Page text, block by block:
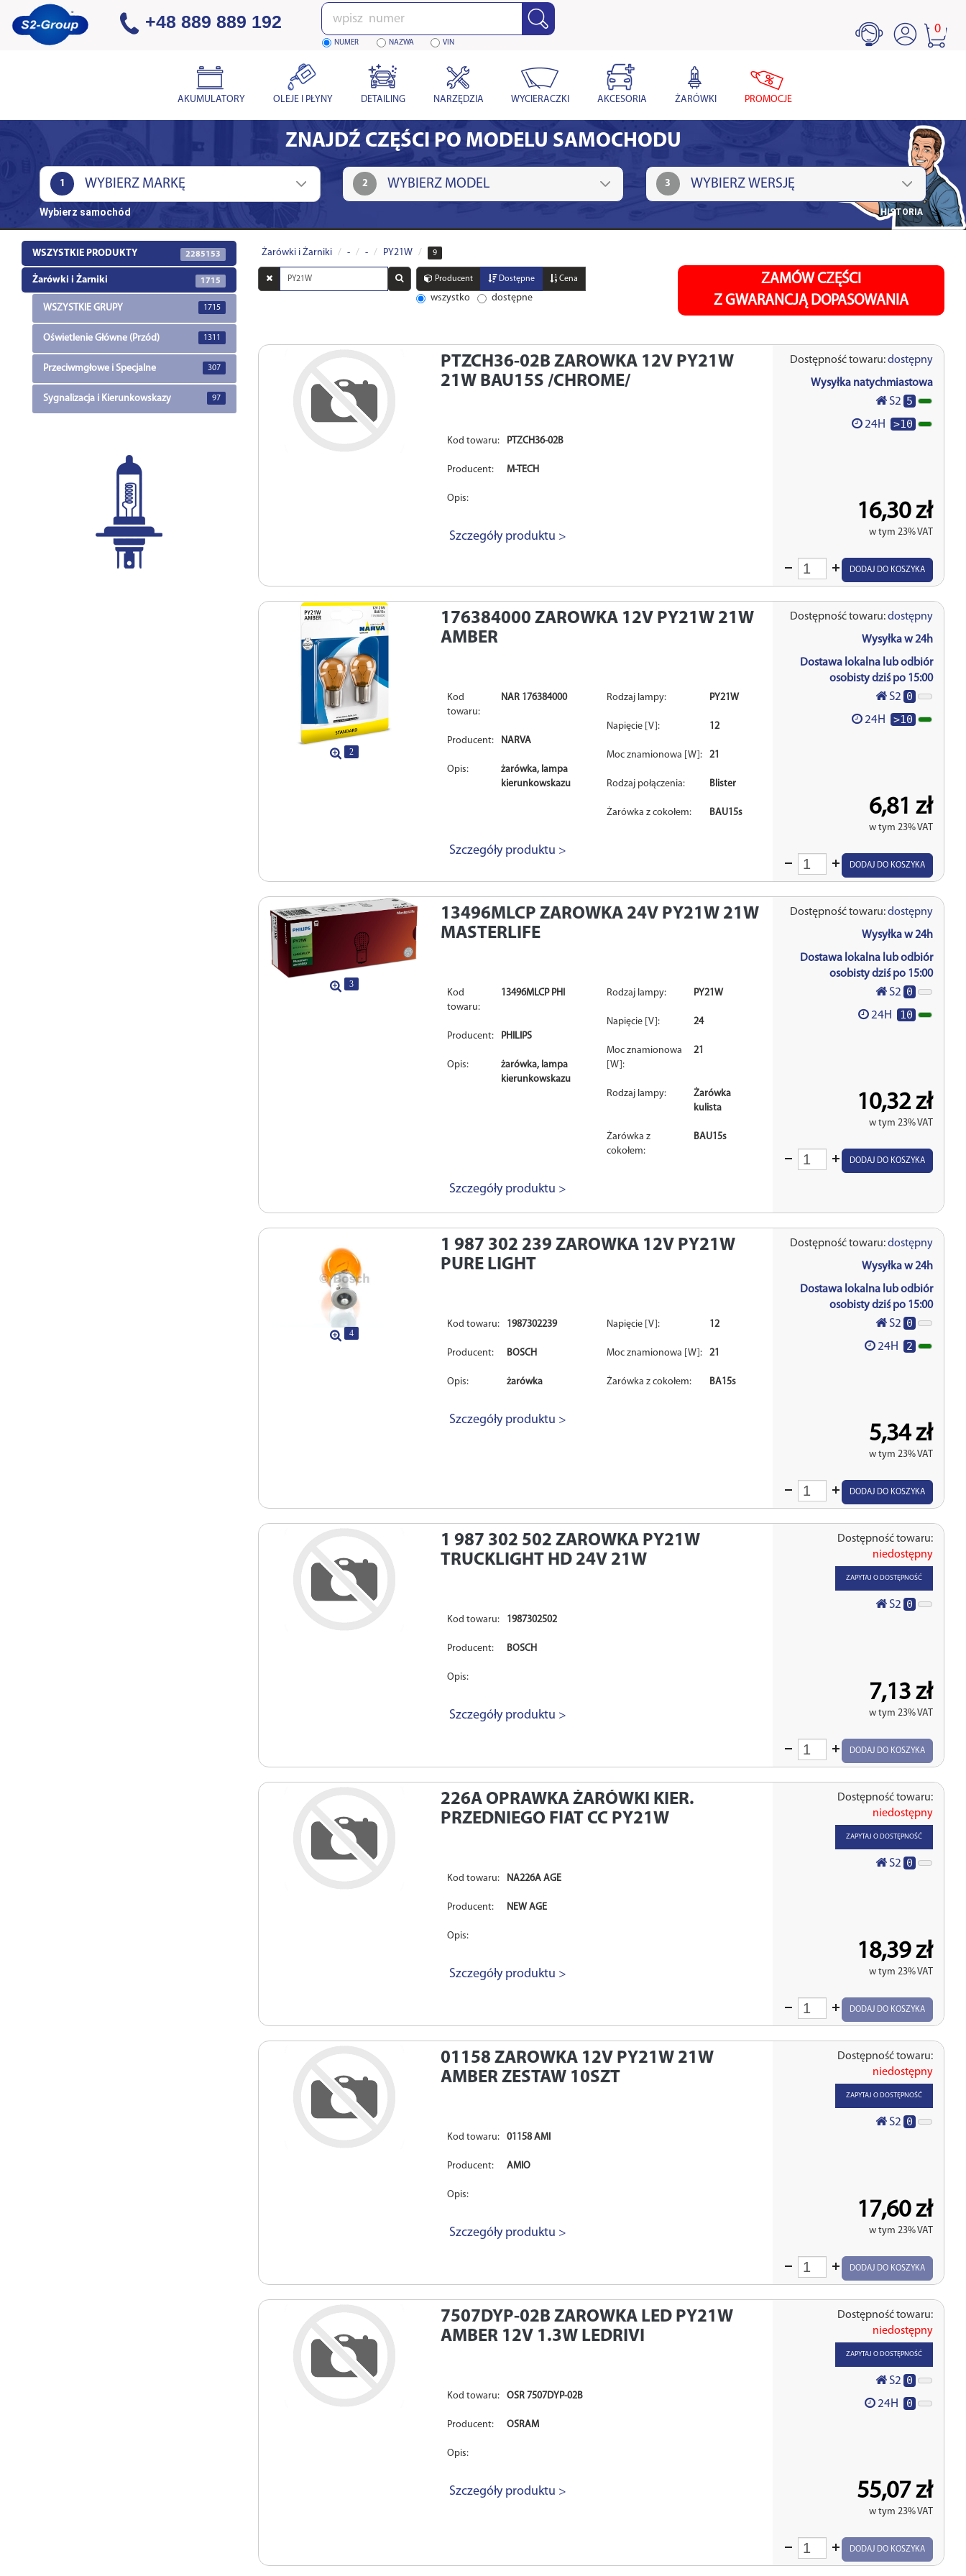
+48 889 889 192 Wpisz
numer
NUMER NAZWA VIN
0
AKUMULATORY OLEJE I PŁYNY DETAILING NARZĘDZIA WYCIERACZKI AKCESORIA ŻARÓWKI PROMOCJE
ZNAJDŹ CZĘŚCI PO MODELU SAMOCHODU
1 2 3
Wybierz samochód HISTORIA
Żarówki i Żarniki - - PY21W 9
Wyszukaj
w
Producent Dostępne Cena
wszystko dostępne
ZAMÓW CZĘŚCI
Z GWARANCJĄ DOPASOWANIA
PTZCH36-02B ZAROWKA 12V PY21W
21W BAU15S /CHROME/
Kod towaru: PTZCH36-02B
Producent: M-TECH
Opis:
Szczegóły produktu >
Dostępność towaru:dostępny
Wysyłka natychmiastowa
S2 5
24H >10
16,30 zł
w tym 23% VAT
Wprowadź
ilość
DODAJ DO KOSZYKA
2
176384000 ZAROWKA 12V PY21W 21W
AMBER
Kod
towaru:
NAR 176384000
Producent: NARVA
Opis:
żarówka, lampa
kierunkowskazu
Rodzaj lampy: PY21W
Napięcie [V]: 12
Moc znamionowa [W]: 21
Rodzaj połączenia: Blister
Żarówka z cokołem: BAU15s
Szczegóły produktu >
Dostępność towaru:dostępny
Wysyłka w 24h
Dostawa lokalna lub odbiór
osobisty dziś po 15:00
S2 0
24H >10
6,81 zł
w tym 23% VAT
Wprowadź
ilość
DODAJ DO KOSZYKA
3
13496MLCP ZAROWKA 24V PY21W 21W
MASTERLIFE
Kod
towaru:
13496MLCP PHI
Producent: PHILIPS
Opis:
żarówka, lampa
kierunkowskazu
Rodzaj lampy: PY21W
Napięcie [V]: 24
Moc znamionowa
[W]:
21
Rodzaj lampy:
Żarówka
kulista
Żarówka z
cokołem:
BAU15s
Szczegóły produktu >
Dostępność towaru:dostępny
Wysyłka w 24h
Dostawa lokalna lub odbiór
osobisty dziś po 15:00
S2 0
24H 10
10,32 zł
w tym 23% VAT
Wprowadź
ilość
DODAJ DO KOSZYKA
4
1 987 302 239 ZAROWKA 12V PY21W
PURE LIGHT
Kod towaru: 1987302239
Producent: BOSCH
Opis: żarówka
Napięcie [V]: 12
Moc znamionowa [W]: 21
Żarówka z cokołem: BA15s
Szczegóły produktu >
Dostępność towaru:dostępny
Wysyłka w 24h
Dostawa lokalna lub odbiór
osobisty dziś po 15:00
S2 0
24H 2
5,34 zł
w tym 23% VAT
Wprowadź
ilość
DODAJ DO KOSZYKA
1 987 302 502 ZAROWKA PY21W
TRUCKLIGHT HD 24V 21W
Kod towaru: 1987302502
Producent: BOSCH
Opis:
Szczegóły produktu >
Dostępność towaru:
niedostępny
ZAPYTAJ O DOSTĘPNOŚĆ
S2 0
7,13 zł
w tym 23% VAT
Wprowadź
ilość
DODAJ DO KOSZYKA
226A OPRAWKA ŻARÓWKI KIER.
PRZEDNIEGO FIAT CC PY21W
Kod towaru: NA226A AGE
Producent: NEW AGE
Opis:
Szczegóły produktu >
Dostępność towaru:
niedostępny
ZAPYTAJ O DOSTĘPNOŚĆ
S2 0
18,39 zł
w tym 23% VAT
Wprowadź
ilość
DODAJ DO KOSZYKA
01158 ZAROWKA 12V PY21W 21W
AMBER ZESTAW 10SZT
Kod towaru: 01158 AMI
Producent: AMIO
Opis:
Szczegóły produktu >
Dostępność towaru:
niedostępny
ZAPYTAJ O DOSTĘPNOŚĆ
S2 0
17,60 zł
w tym 23% VAT
Wprowadź
ilość
DODAJ DO KOSZYKA
7507DYP-02B ZAROWKA LED PY21W
AMBER 12V 1.3W LEDRIVI
Kod towaru: OSR 7507DYP-02B
Producent: OSRAM
Opis:
Szczegóły produktu >
Dostępność towaru:
niedostępny
ZAPYTAJ O DOSTĘPNOŚĆ
S2 0
24H 0
55,07 zł
w tym 23% VAT
Wprowadź
ilość
DODAJ DO KOSZYKA
WSZYSTKIE PRODUKTY 2285153
Żarówki i Żarniki 1715
WSZYSTKIE GRUPY 1715
Oświetlenie Główne (Przód) 1311
Przeciwmgłowe i Specjalne 307
Sygnalizacja i Kierunkowskazy 97